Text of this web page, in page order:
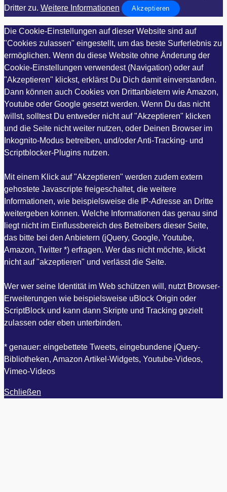
Dritter zu. Weitere Informationen Akzeptieren
Die Cookie-Einstellungen auf dieser Website sind auf
"Cookies zulassen" eingestellt, um das beste Surferlebnis zu
ermöglichen. Wenn du diese Website ohne Änderung der
Cookie-Einstellungen verwendest (Navigation) oder auf
"Akzeptieren" klickst, erklärst Du Dich damit einverstanden.
Dann können auch Cookies von Drittanbietern wie Amazon,
Youtube oder Google gesetzt werden. Wenn Du das nicht
willst, solltest Du entweder nicht auf "Akzeptieren" klicken
und die Seite nicht weiter nutzen, oder Deinen Browser im
Inkognito-Modus betreiben, und/oder Anti-Tracking- und
Scriptblocker-Plugins nutzen.
Mit einem Klick auf "Akzeptieren" werden zudem extern
gehostete Javascripte freigeschaltet, die weitere
Informationen, wie beispielsweise die IP-Adresse an Dritte
weitergeben können. Welche Informationen das genau sind
liegt nicht im Einflussbereich des Betreibers dieser Seite,
das bitte bei den Anbietern (jQuery, Google, Youtube,
Amazon, Twitter *) erfragen. Wer das nicht möchte, klickt
nicht auf "akzeptieren" und verlässt die Seite.
Wer wer seine Identität im Web schützen will, nutzt Browser-
Erweiterungen wie beispielsweise uBlock Origin oder
ScriptBlock und kann dann Skripte und Tracking gezielt
zulassen oder eben unterbinden.
* genauer: eingebettete Tweets, eingebundene jQuery-
Bibliotheken, Amazon Artikel-Widgets, Youtube-Videos,
Vimeo-Videos
Schließen